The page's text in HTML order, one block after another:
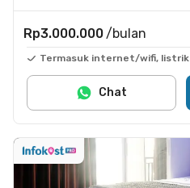
Rp3.000.000 /bulan
Termasuk internet/wifi, listrik
Chat